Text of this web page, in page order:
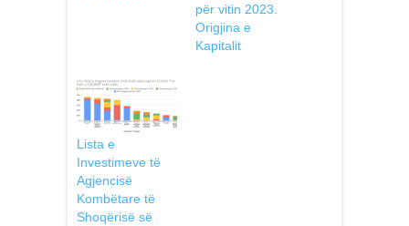
për vitin 2023.
Origjina e
Kapitalit
Lista e
Investimeve të
Agjencisë
Kombëtare të
Shoqërisë së